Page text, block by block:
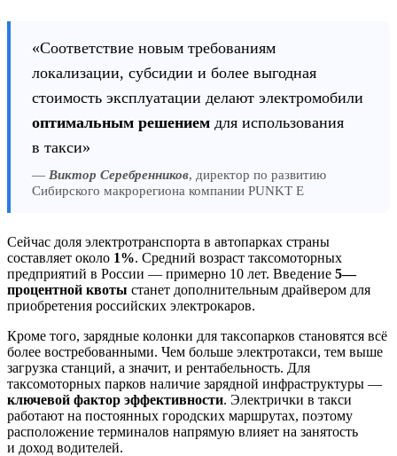
«Соответствие новым требованиям
локализации, субсидии и более выгодная
стоимость эксплуатации делают электромобили
оптимальным решением для использования
в такси»
— Виктор Серебренников, директор по развитию
Сибирского макрорегиона компании PUNKT E
Сейчас доля электротранспорта в автопарках страны
составляет около 1%. Средний возраст таксомоторных
предприятий в России — примерно 10 лет. Введение 5—
процентной квоты станет дополнительным драйвером для
приобретения российских электрокаров.
Кроме того, зарядные колонки для таксопарков становятся всё
более востребованными. Чем больше электротакси, тем выше
загрузка станций, а значит, и рентабельность. Для
таксомоторных парков наличие зарядной инфраструктуры —
ключевой фактор эффективности. Электрички в такси
работают на постоянных городских маршрутах, поэтому
расположение терминалов напрямую влияет на занятость
и доход водителей.